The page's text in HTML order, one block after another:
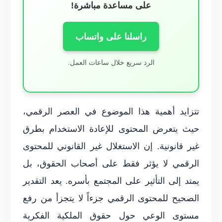
على مساعدة مباشرة!
راسلنا على واتساب
الرد سريع خلال ساعات العمل.
تتزايد أهمية هذا الموضوع في العصر الرقمي،
حيث يتعرض المحتوى للإعادة الاستخدام بطرق
غير قانونية. إن الاستغلال غير القانوني للمحتوى
الرقمي لا يؤثر فقط على أصحاب الحقوق، بل
يمتد إلى التأثير على المجتمع بأسره. يعد التقدير
الصحيح للمحتوى الرقمي جزءاً لا يتجزأ من رفع
مستوى الوعي حول حقوق الملكية الفكرية